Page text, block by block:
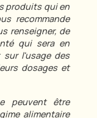
produits qui en
recommande
renseigner, de
qui sera en
sur l'usage des
dosages et
peuvent être
alimentaire